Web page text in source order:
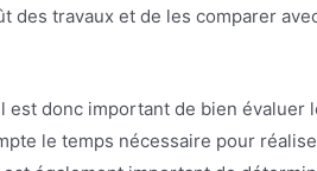
des travaux et de les comparer
donc important de bien évaluer
le temps nécessaire pour